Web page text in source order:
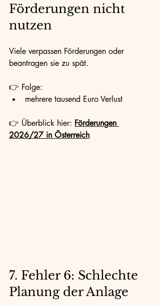
Förderungen nicht
nutzen
Viele verpassen Förderungen oder
beantragen sie zu spät.
👉 Folge:
mehrere tausend Euro Verlust
👉 Überblick hier: Förderungen
2026/27 in Österreich
7. Fehler 6: Schlechte
Planung der Anlage